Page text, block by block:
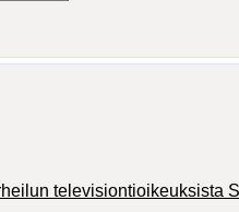
televisiontioikeuksista